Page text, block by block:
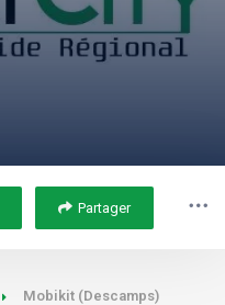
Partager
Mobikit (Descamps)